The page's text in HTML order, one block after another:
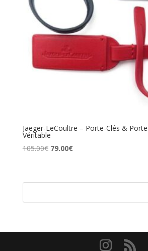
Jaeger-LeCoultre – Porte-Clés &
Véritable
105.00€ Le
était :
79.00€Le
est :